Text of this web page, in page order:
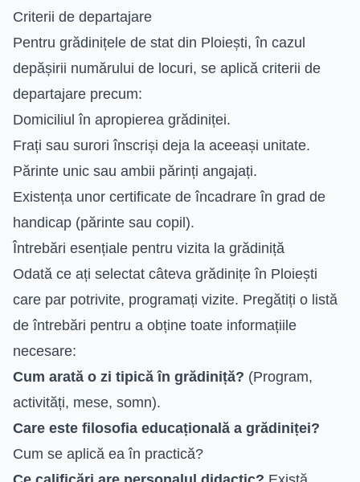
Criterii de departajare
Pentru grădinițele de stat din Ploiești, în cazul
depășirii numărului de locuri, se aplică criterii de
departajare precum:
Domiciliul în apropierea grădiniței.
Frați sau surori înscriși deja la aceeași unitate.
Părinte unic sau ambii părinți angajați.
Existența unor certificate de încadrare în grad de
handicap (părinte sau copil).
Întrebări esențiale pentru vizita la grădiniță
Odată ce ați selectat câteva grădinițe în Ploiești
care par potrivite, programați vizite. Pregătiți o listă
de întrebări pentru a obține toate informațiile
necesare:
Cum arată o zi tipică în grădiniță? (Program,
activități, mese, somn).
Care este filosofia educațională a grădiniței?
Cum se aplică ea în practică?